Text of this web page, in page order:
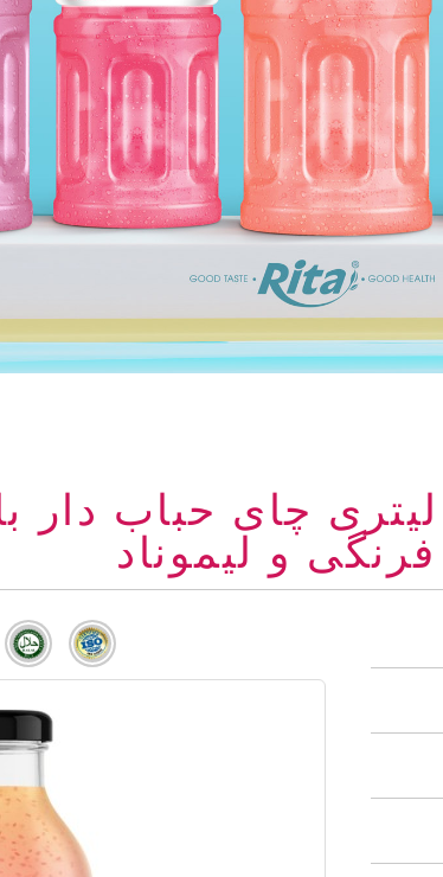
ای 400 میلی لیتری چای
و لیموناد